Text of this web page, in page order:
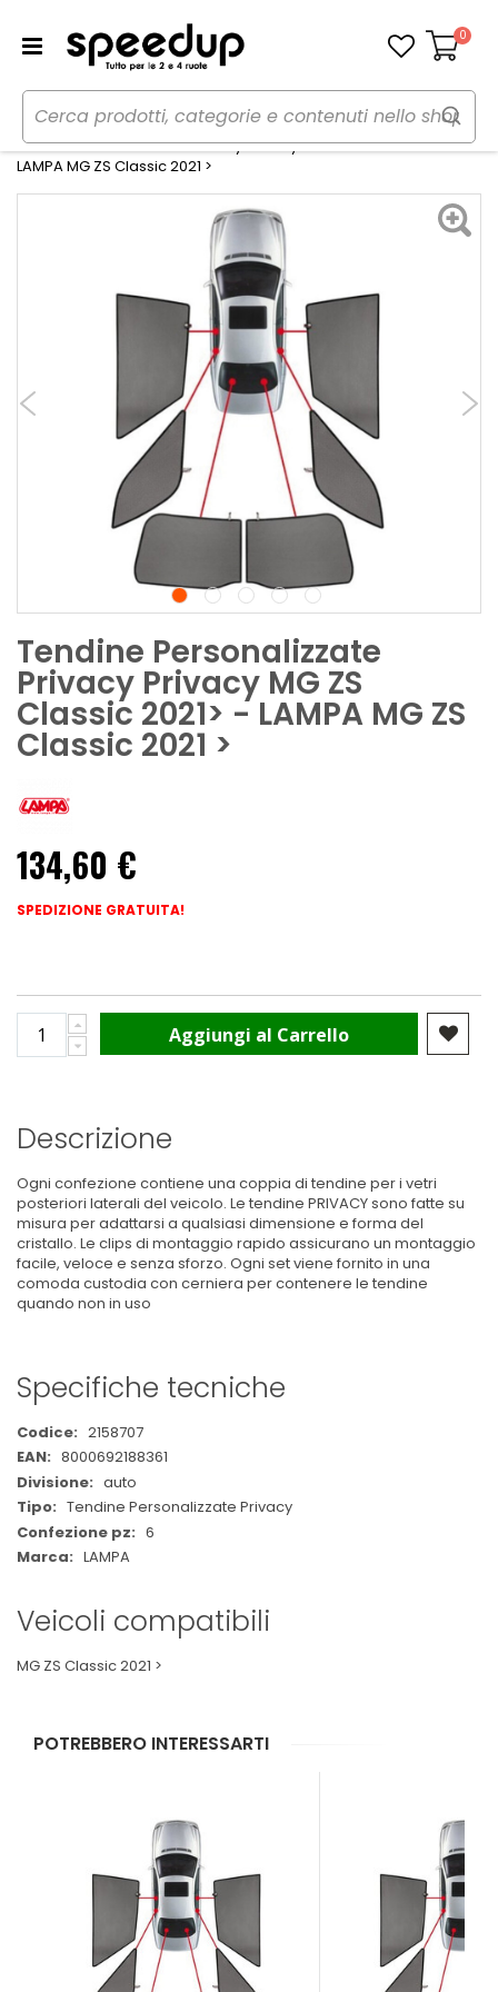
Carrello
0
Home Auto Estate
Tendine parasole
Tendine Personalizzate Privacy Privacy MG ZS Classic 2021> -
LAMPA MG ZS Classic 2021 >
Tendine Personalizzate
Privacy Privacy MG ZS
Classic 2021> - LAMPA MG ZS
Classic 2021 >
134,60 €
SPEDIZIONE GRATUITA!
Aggiungi al Carrello
Descrizione
Ogni confezione contiene una coppia di tendine per i vetri
posteriori laterali del veicolo. Le tendine PRIVACY sono fatte su
misura per adattarsi a qualsiasi dimensione e forma del
cristallo. Le clips di montaggio rapido assicurano un montaggio
facile, veloce e senza sforzo. Ogni set viene fornito in una
comoda custodia con cerniera per contenere le tendine
quando non in uso
Specifiche tecniche
Maggiori
Informazioni
2158707
8000692188361
auto
Tendine Personalizzate Privacy
6
LAMPA
Veicoli compatibili
MG ZS Classic 2021 >
POTREBBERO INTERESSARTI